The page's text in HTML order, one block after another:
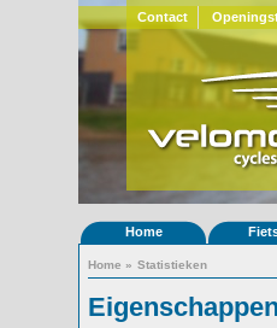
Contact
Home
Home » Statistieken